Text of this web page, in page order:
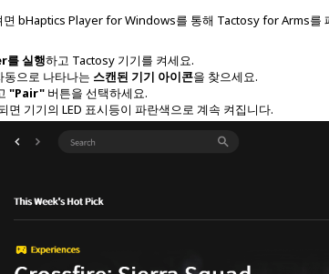
bHaptics Player for Windows를 통해 Tactosy for Arms를
실행하고 Tactosy 기기를 켜세요.
으로 나타나는 스캔된 기기 아이콘을 찾으세요.
"Pair" 버튼을 선택하세요.
면 기기의 LED 표시등이 파란색으로 계속 켜집니다.